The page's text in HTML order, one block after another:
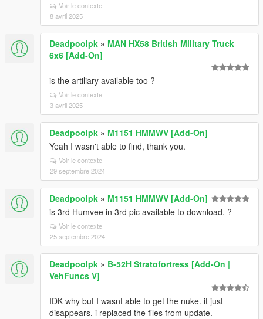
Voir le contexte
8 avril 2025
Deadpoolpk » MAN HX58 British Military Truck
6x6 [Add-On]
is the artiliary available too ?
Voir le contexte
3 avril 2025
Deadpoolpk » M1151 HMMWV [Add-On]
Yeah I wasn't able to find, thank you.
Voir le contexte
29 septembre 2024
Deadpoolpk » M1151 HMMWV [Add-On]
is 3rd Humvee in 3rd pic available to download. ?
Voir le contexte
25 septembre 2024
Deadpoolpk » B-52H Stratofortress [Add-On |
VehFuncs V]
IDK why but I wasnt able to get the nuke. it just
disappears. i replaced the files from update.